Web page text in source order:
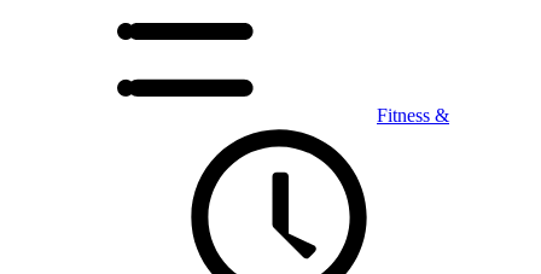
Fitness &